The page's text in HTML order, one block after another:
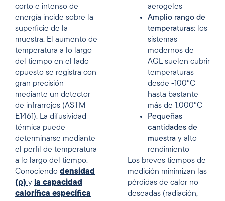
corto e intenso de
energía incide sobre la
superficie de la
muestra. El aumento de
temperatura a lo largo
del tiempo en el lado
opuesto se registra con
gran precisión
mediante un detector
de infrarrojos (ASTM
E1461). La difusividad
térmica puede
determinarse mediante
el perfil de temperatura
a lo largo del tiempo.
Conociendo densidad
(ρ) y la capacidad
calorífica específica
aerogeles
Amplio rango de
temperaturas: los
sistemas
modernos de
AGL suelen cubrir
temperaturas
desde -100°C
hasta bastante
más de 1.000°C
Pequeñas
cantidades de
muestra y alto
rendimiento
Los breves tiempos de
medición minimizan las
pérdidas de calor no
deseadas (radiación,